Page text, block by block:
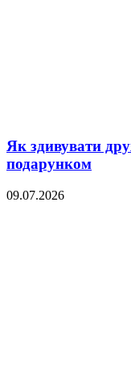
Як здивувати
подарунком
09.07.2026